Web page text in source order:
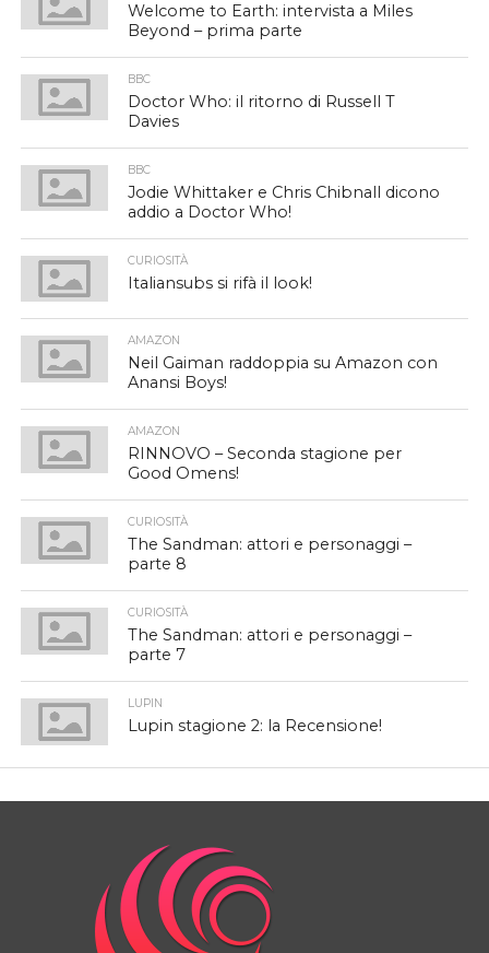
Welcome to Earth: intervista a Miles
Beyond – prima parte
BBC
Doctor Who: il ritorno di Russell T
Davies
BBC
Jodie Whittaker e Chris Chibnall dicono
addio a Doctor Who!
CURIOSITÀ
Italiansubs si rifà il look!
AMAZON
Neil Gaiman raddoppia su Amazon con
Anansi Boys!
AMAZON
RINNOVO – Seconda stagione per
Good Omens!
CURIOSITÀ
The Sandman: attori e personaggi –
parte 8
CURIOSITÀ
The Sandman: attori e personaggi –
parte 7
LUPIN
Lupin stagione 2: la Recensione!